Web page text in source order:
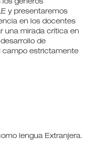
los géneros
y presentaremos
en los docentes
una mirada crítica en
de
campo estrictamente
lengua Extranjera.